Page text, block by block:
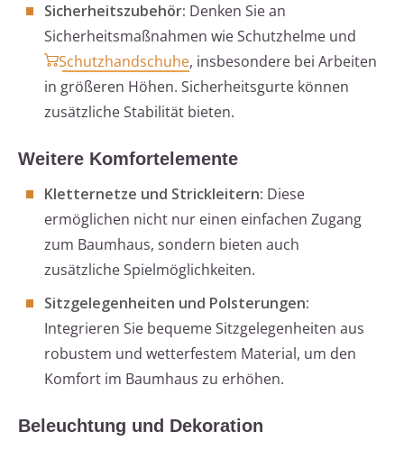
Sicherheitszubehör: Denken Sie an
Sicherheitsmaßnahmen wie Schutzhelme und
Schutzhandschuhe, insbesondere bei Arbeiten
in größeren Höhen. Sicherheitsgurte können
zusätzliche Stabilität bieten.
Weitere Komfortelemente
Kletternetze und Strickleitern: Diese
ermöglichen nicht nur einen einfachen Zugang
zum Baumhaus, sondern bieten auch
zusätzliche Spielmöglichkeiten.
Sitzgelegenheiten und Polsterungen:
Integrieren Sie bequeme Sitzgelegenheiten aus
robustem und wetterfestem Material, um den
Komfort im Baumhaus zu erhöhen.
Beleuchtung und Dekoration